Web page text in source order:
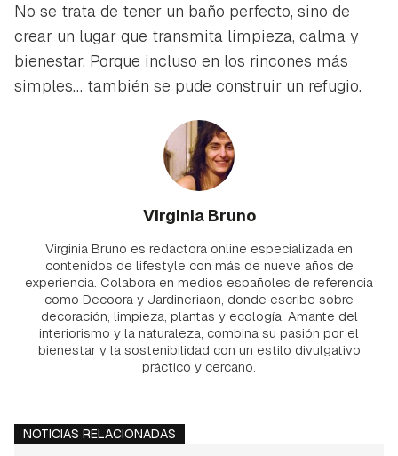
No se trata de tener un baño perfecto, sino de
crear un lugar que transmita limpieza, calma y
bienestar. Porque incluso en los rincones más
simples… también se pude construir un refugio.
Virginia Bruno
Virginia Bruno es redactora online especializada en
contenidos de lifestyle con más de nueve años de
experiencia. Colabora en medios españoles de referencia
como Decoora y Jardineriaon, donde escribe sobre
decoración, limpieza, plantas y ecología. Amante del
interiorismo y la naturaleza, combina su pasión por el
bienestar y la sostenibilidad con un estilo divulgativo
práctico y cercano.
NOTICIAS RELACIONADAS